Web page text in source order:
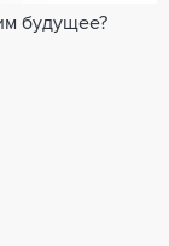
будущее?